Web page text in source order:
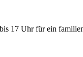
17 Uhr für ein